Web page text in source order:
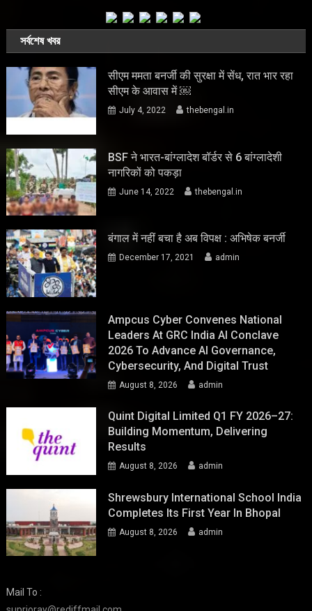
সর্বশেষ খবর
सीएम ममता बनर्जी की सुरक्षा में सेंध, रात भार रहा
सीएम के आवास में ￼
July 4, 2022 thebengal.in
BSF ने भारत-बांग्लादेश बॉर्डर से 6 बांग्लादेशी
नागरिकों को पकड़ा
June 14, 2022 thebengal.in
बंगाल में नहीं बचा है अब विपक्ष : अभिषेक बनर्जी
December 17, 2021 admin
Ampcus Cyber Convenes National
Leaders At GRC India AI Conclave
2026 To Advance AI Governance,
Cybersecurity, And Digital Trust
August 8, 2026 admin
Quint Digital Limited Q1 FY 2026–27:
Building Momentum, Delivering
Results
August 8, 2026 admin
Shrewsbury International School India
Completes Its First Year In Bhopal
August 8, 2026 admin
Mail To :